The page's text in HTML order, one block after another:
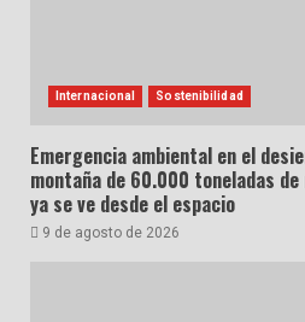
Internacional Sostenibilidad
Emergencia ambiental en el
montaña de 60.000 toneladas
ya se ve desde el espacio
9 de agosto de 2026